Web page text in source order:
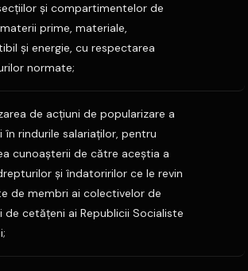
şi compartimentelor de
prime, materiale,
şi energie, cu respectarea
normate;
de acţiuni de popularizare a
în rindurile salariaţilor, pentru
cunoaşterii de către aceştia a
şi îndatoririlor ce le revin
de membri ai colectivelor de
de cetăţeni ai Republicii Socialiste